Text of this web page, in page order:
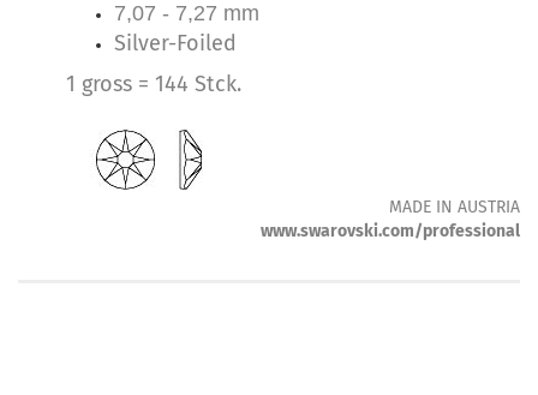
7,07 - 7,27 mm
Silver-Foiled
1 gross = 144 Stck.
MADE IN AUSTRIA
www.swarovski.com/professional